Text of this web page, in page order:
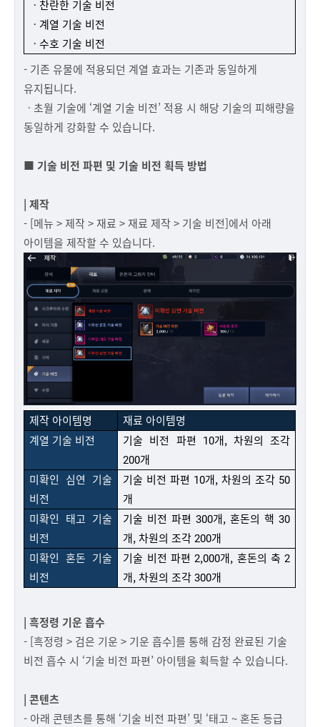
ㆍ찬란한 기술 비전
ㆍ계열 기술 비전
ㆍ수호 기술 비전
- 기존 유물에 적용되던 계열 효과는 기존과 동일하게
유지됩니다.
ㆍ초월 기술에 ‘계열 기술 비전’ 적용 시 해당 기술의 피해량을
동일하게 강화할 수 있습니다.
■ 기술 비전 파편 및 기술 비전 획득 방법
| 제작
- [메뉴 > 제작 > 재료 > 재료 제작 > 기술 비전]에서 아래
아이템을 제작할 수 있습니다.
제작 아이템명
재료 아이템명
계열 기술 비전
기술 비전 파편 10개, 차원의 조각
200개
미확인 심연 기술
비전
기술 비전 파편 10개, 차원의 조각 50
개
미확인 태고 기술
비전
기술 비전 파편 300개, 혼돈의 핵 30
개, 차원의 조각 200개
미확인 혼돈 기술
비전
기술 비전 파편 2,000개, 혼돈의 축 2
개, 차원의 조각 300개
| 흑정령 기운 흡수
- [흑정령 > 검은 기운 > 기운 흡수]를 통해 감정 완료된 기술
비전 흡수 시 ‘기술 비전 파편’ 아이템을 획득할 수 있습니다.
| 콘텐츠
- 아래 콘텐츠를 통해 ‘기술 비전 파편’ 및 ‘태고 ~ 혼돈 등급